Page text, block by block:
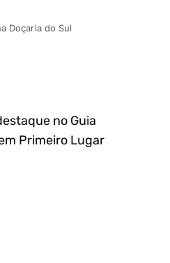
no Guia
Primeiro Lugar